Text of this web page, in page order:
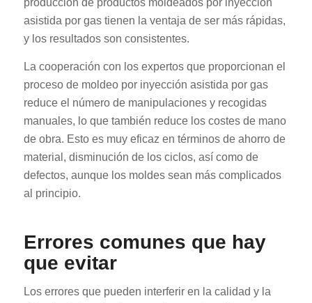
producción de productos moldeados por inyección
asistida por gas tienen la ventaja de ser más rápidas,
y los resultados son consistentes.
La cooperación con los expertos que proporcionan el
proceso de moldeo por inyección asistida por gas
reduce el número de manipulaciones y recogidas
manuales, lo que también reduce los costes de mano
de obra. Esto es muy eficaz en términos de ahorro de
material, disminución de los ciclos, así como de
defectos, aunque los moldes sean más complicados
al principio.
Errores comunes que hay
que evitar
Los errores que pueden interferir en la calidad y la